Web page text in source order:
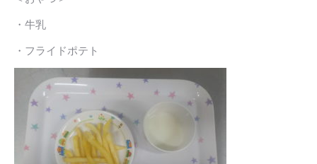
・牛乳
・フライドポテト